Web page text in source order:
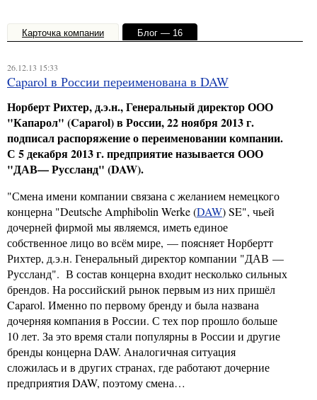
Карточка компании
Блог — 16
26.12.13 15:33
Caparol в России переименована в DAW
Норберт Рихтер, д.э.н., Генеральный директор ООО
"Капарол" (Caparol) в России, 22 ноября 2013 г.
подписал распоряжение о переименовании компании.
С 5 декабря 2013 г. предприятие называется ООО
"ДАВ— Руссланд" (DAW).
"Смена имени компании связана с желанием немецкого
концерна "Deutsche Amphibolin Werke (DAW) SE", чьей
дочерней фирмой мы являемся, иметь единое
собственное лицо во всём мире, — поясняет Норбертт
Рихтер, д.э.н. Генеральный директор компании "ДАВ —
Руссланд". В состав концерна входит несколько сильных
брендов. На российский рынок первым из них пришёл
Caparol. Именно по первому бренду и была названа
дочерняя компания в России. С тех пор прошло больше
10 лет. За это время стали популярны в России и другие
бренды концерна DAW. Аналогичная ситуация
сложилась и в других странах, где работают дочерние
предприятия DAW, поэтому смена…